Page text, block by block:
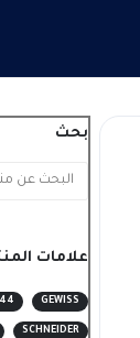
بحث
علامات
GEWISS
SCHNEIDER